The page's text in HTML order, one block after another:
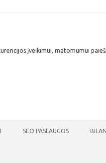
įveikimui, matomumui
SEO PASLAUGOS